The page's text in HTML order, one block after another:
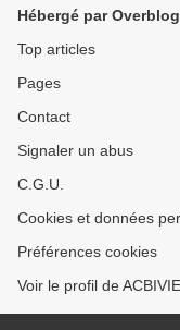
Hébergé par Overblog
Top articles
Pages
Contact
Signaler un abus
C.G.U.
Cookies et données
Préférences cookies
Voir le profil de